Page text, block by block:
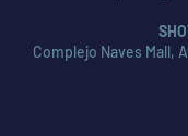
Complejo Naves Mall,